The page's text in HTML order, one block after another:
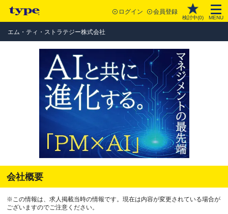
ログイン 会員登録
検討中(0) MENU
エム・ティ・ストラテジー株式会社
会社概要
※この情報は、求人掲載当時の情報です。現在は内容が変更されている場合が
ございますのでご注意ください。